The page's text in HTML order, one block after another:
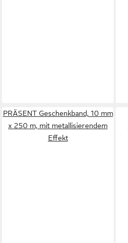
PRÄSENT Geschenkband, 10 mm
x 250 m, mit metallisierendem
Effekt